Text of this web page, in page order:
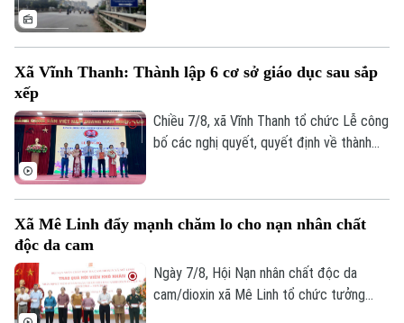
Chuyên mục
Thời sự
Hà Nội
Chính trị
Hà Nội
Nhịp sống Hà Nội
phương có dự án đi qua đang tập trung
phương án bồi thường, hỗ trợ, tái định cư
và tăng cường đối thoại để tạo đồng
Xã Vĩnh Thanh: Thành lập 6 cơ sở giáo dục sau sắp
xếp
Chiều 7/8, xã Vĩnh Thanh tổ chức Lễ công
bố các nghị quyết, quyết định về thành
Xã Mê Linh đẩy mạnh chăm lo cho nạn nhân chất
độc da cam
Ngày 7/8, Hội Nạn nhân chất độc da
cam/dioxin xã Mê Linh tổ chức tưởng